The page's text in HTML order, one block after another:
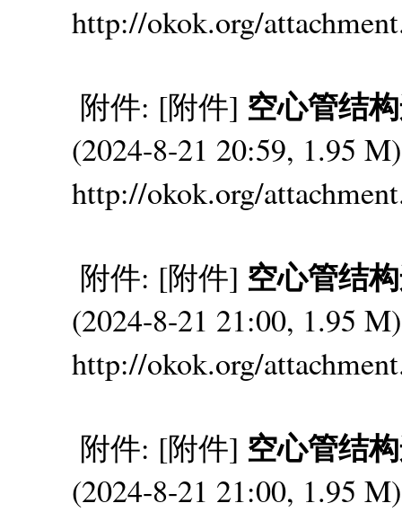
http://okok.org/
附件: [附件] 空心管结
(2024-8-21 20:59, 1.95
http://okok.org/
附件: [附件] 空心管结
(2024-8-21 21:00, 1.95
http://okok.org/
附件: [附件] 空心管结
(2024-8-21 21:00, 1.95